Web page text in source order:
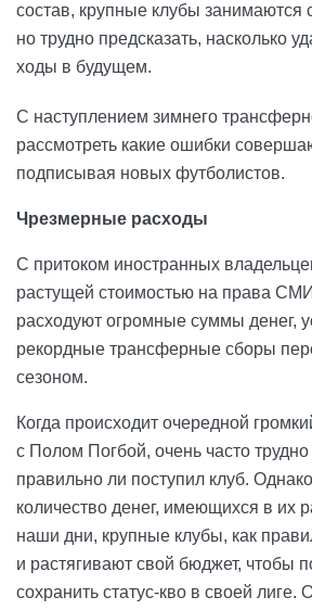
состав, крупные клубы занимаются
но трудно предсказать, насколько
ходы в будущем.
С наступлением зимнего
рассмотреть какие ошибки
подписывая новых футболистов.
Чрезмерные расходы
С притоком иностранных
растущей стоимостью на права
расходуют огромные суммы денег,
рекордные трансферные сборы
сезоном.
Когда происходит очередной
с Полом Погбой, очень часто
правильно ли поступил клуб.
количество денег, имеющихся в их
наши дни, крупные клубы, как
и растягивают свой бюджет, чтобы
сохранить статус-кво в своей лиге.